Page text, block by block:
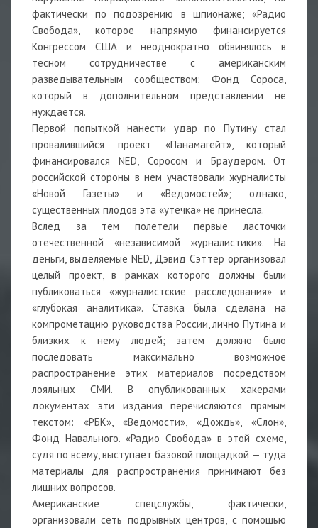
фактически по подозрению в шпионаже; «Радио
Свобода», которое напрямую финансируется
Конгрессом США и неоднократно обвинялось в
тесном сотрудничестве с американским
разведывательным сообществом; Фонд Сороса,
который в дополнительном представлении не
нуждается.
Первой попыткой нанести удар по Путину стал
провалившийся проект «Панамагейт», который
финансировался NED, Соросом и Браудером. От
российской стороны в нем участвовали журналисты
«Новой Газеты» и «Ведомостей»; однако,
существенных плодов эта «утечка» не принесла.
Вслед за тем полетели первые ласточки
отечественной «независимой журналистики». На
деньги, выделяемые NED, Дэвид Сэттер организовал
целый проект, в рамках которого должны были
публиковаться «журналистские расследования» и
«глубокая аналитика». Ставка была сделана на
компрометацию руководства России, лично Путина и
близких к нему людей; затем должно было
последовать максимально возможное
распространение этих материалов посредством
лояльных СМИ. В опубликованных хакерами
документах эти издания перечисляются прямым
текстом: «РБК», «Ведомости», «Дождь», «Слон»,
Фонд Навального. «Радио Свобода» в этой схеме,
судя по всему, выступает базовой площадкой — туда
материалы для распространения принимают без
лишних вопросов.
Американские спецслужбы, фактически,
организовали сеть подрывных центров, с помощью